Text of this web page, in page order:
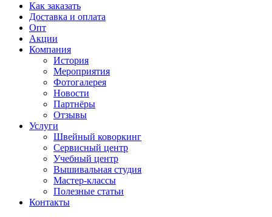
Как заказать
Доставка и оплата
Опт
Акции
Компания
История
Мероприятия
Фотогалерея
Новости
Партнёры
Отзывы
Услуги
Швейный коворкинг
Сервисный центр
Учебный центр
Вышивальная студия
Мастер-классы
Полезные статьи
Контакты